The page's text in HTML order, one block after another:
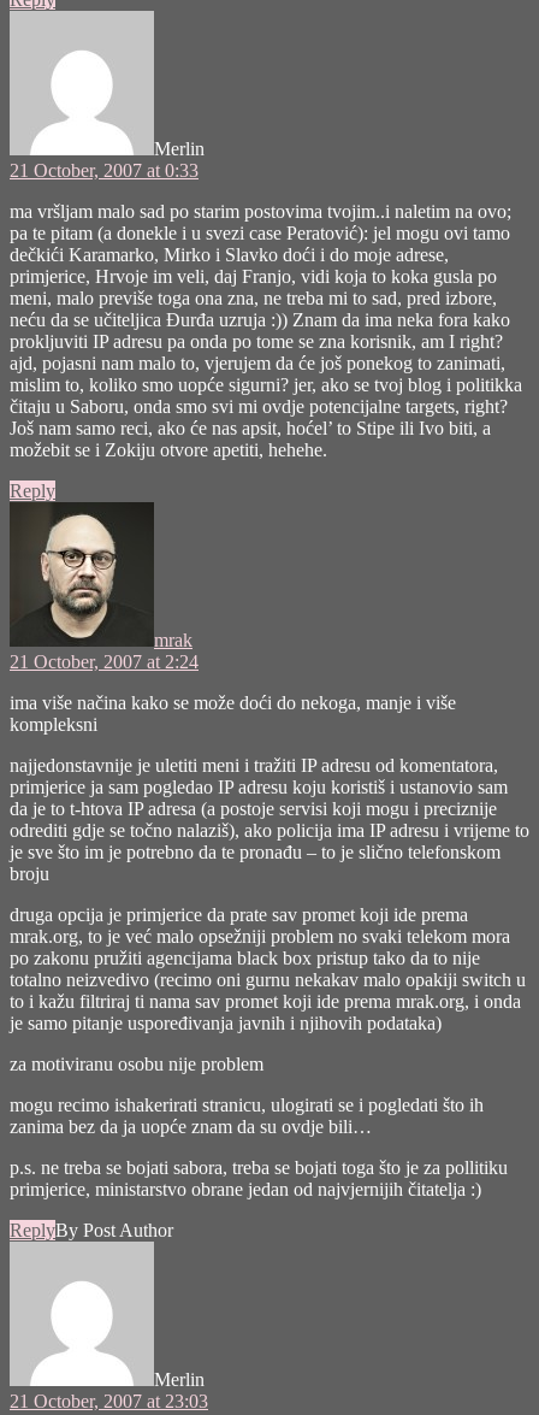
Merlin
21 October, 2007 at 0:33
ma vršljam malo sad po starim postovima tvojim..i naletim na ovo;
pa te pitam (a donekle i u svezi case Peratović): jel mogu ovi tamo
dečkići Karamarko, Mirko i Slavko doći i do moje adrese,
primjerice, Hrvoje im veli, daj Franjo, vidi koja to koka gusla po
meni, malo previše toga ona zna, ne treba mi to sad, pred izbore,
neću da se učiteljica Đurđa uzruja :)) Znam da ima neka fora kako
prokljuviti IP adresu pa onda po tome se zna korisnik, am I right?
ajd, pojasni nam malo to, vjerujem da će još ponekog to zanimati,
mislim to, koliko smo uopće sigurni? jer, ako se tvoj blog i politikka
čitaju u Saboru, onda smo svi mi ovdje potencijalne targets, right?
Još nam samo reci, ako će nas apsit, hoćel’ to Stipe ili Ivo biti, a
možebit se i Zokiju otvore apetiti, hehehe.
Reply
mrak
21 October, 2007 at 2:24
ima više načina kako se može doći do nekoga, manje i više
kompleksni
najjedonstavnije je uletiti meni i tražiti IP adresu od komentatora,
primjerice ja sam pogledao IP adresu koju koristiš i ustanovio sam
da je to t-htova IP adresa (a postoje servisi koji mogu i preciznije
odrediti gdje se točno nalaziš), ako policija ima IP adresu i vrijeme to
je sve što im je potrebno da te pronađu – to je slično telefonskom
broju
druga opcija je primjerice da prate sav promet koji ide prema
mrak.org, to je već malo opsežniji problem no svaki telekom mora
po zakonu pružiti agencijama black box pristup tako da to nije
totalno neizvedivo (recimo oni gurnu nekakav malo opakiji switch u
to i kažu filtriraj ti nama sav promet koji ide prema mrak.org, i onda
je samo pitanje uspoređivanja javnih i njihovih podataka)
za motiviranu osobu nije problem
mogu recimo ishakerirati stranicu, ulogirati se i pogledati što ih
zanima bez da ja uopće znam da su ovdje bili…
p.s. ne treba se bojati sabora, treba se bojati toga što je za pollitiku
primjerice, ministarstvo obrane jedan od najvjernijih čitatelja :)
ReplyBy Post Author
Merlin
21 October, 2007 at 23:03